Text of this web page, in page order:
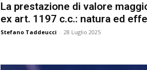
La prestazione di valore
ex art. 1197 c.c.: natura ed
Stefano Taddeucci - 28 Luglio 2025